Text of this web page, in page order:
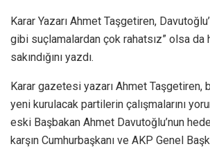
Karar Yazarı Ahmet Taşgetiren,
gibi suçlamalardan çok rahatsız” olsa da
sakındığını yazdı.
Karar gazetesi yazarı Ahmet Taşgetiren,
yeni kurulacak partilerin çalışmalarını
eski Başbakan Ahmet Davutoğlu’nun
karşın Cumhurbaşkanı ve AKP Genel